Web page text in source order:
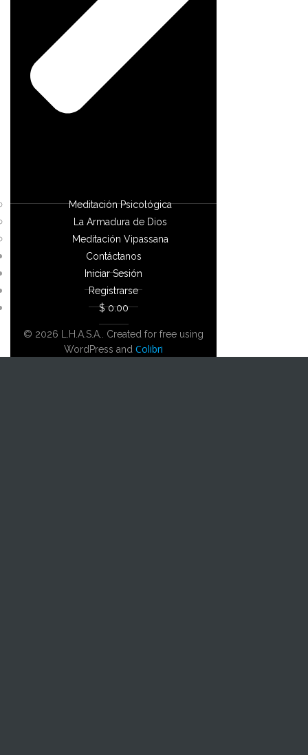
Meditación Psicológica
La Armadura de Dios
Meditación Vipassana
Contáctanos
Iniciar Sesión
Registrarse
$ 0.00
© 2026 L.H.A.S.A.. Created for free using
WordPress and Colibri